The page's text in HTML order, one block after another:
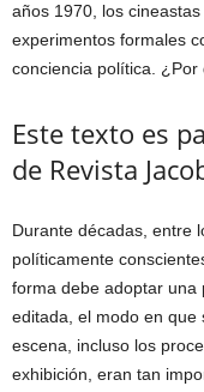
años 1970, los
experimentos formales
conciencia política.
Este texto es
de Revista
Durante décadas, entre
políticamente
forma debe adoptar una
editada, el modo en que
escena, incluso los
exhibición, eran tan